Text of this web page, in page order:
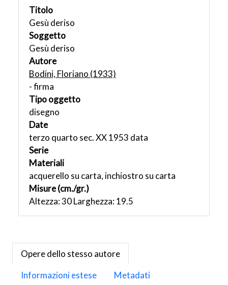
Titolo
Gesù deriso
Soggetto
Gesù deriso
Autore
Bodini, Floriano (1933)
- firma
Tipo oggetto
disegno
Date
terzo quarto sec. XX 1953 data
Serie
Materiali
acquerello su carta, inchiostro su carta
Misure (cm./gr.)
Altezza: 30 Larghezza: 19.5
Opere dello stesso autore
Informazioni estese
Metadati